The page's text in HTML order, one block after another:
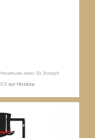
avec St Joseph
sur Hozana